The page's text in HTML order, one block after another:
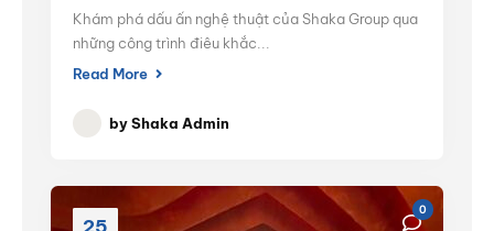
Khám phá dấu ấn nghệ thuật của Shaka Group qua
những công trình điêu khắc...
Read More
by Shaka Admin
25
0